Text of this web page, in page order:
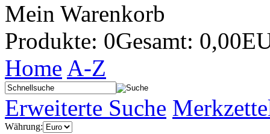
Mein Warenkorb
Produkte: 0Gesamt:
Home A-Z
Erweiterte Suche
Währung: